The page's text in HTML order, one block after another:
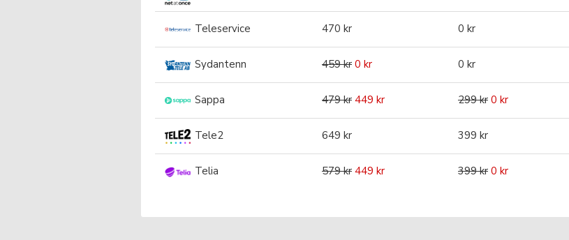
Teleservice 470 kr 0 kr
Sydantenn 459 kr 0 kr 0 kr
Sappa 479 kr 449 kr 299 kr 0 kr
Tele2 649 kr 399 kr
Telia 579 kr 449 kr 399 kr 0 kr